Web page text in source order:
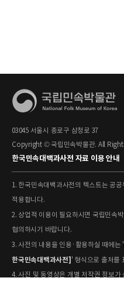
03045 서울시 종로구 삼청로 37
Copyright © 국립민속박물관. All
한국민속대백과사전 자료 이용 안내
1. 한국민속대백과사전의 텍스트는 공
적용합니다.
2. 상업적 이용이 필요하시면 국립민속
협의하시기 바랍니다.
3. 사전의 내용을 인용·활용하실 때에는 '
한국민속대백과사전] ' 형식으로 출처를
4. 사진 및 동영상은 개별 저작권 정보